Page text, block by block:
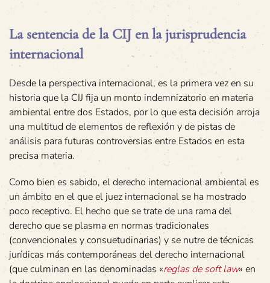
La sentencia de la CIJ en la jurisprudencia
internacional
Desde la perspectiva internacional, es la primera vez en su
historia que la CIJ fija un monto indemnizatorio en materia
ambiental entre dos Estados, por lo que esta decisión arroja
una multitud de elementos de reflexión y de pistas de
análisis para futuras controversias entre Estados en esta
precisa materia.
Como bien es sabido, el derecho internacional ambiental es
un ámbito en el que el juez internacional se ha mostrado
poco receptivo. El hecho que se trate de una rama del
derecho que se plasma en normas tradicionales
(convencionales y consuetudinarias) y se nutre de técnicas
jurídicas más contemporáneas del derecho internacional
(que culminan en las denominadas «reglas de soft law» en